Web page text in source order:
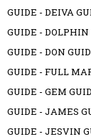
GUIDE - DEIVA
GUIDE - DOLPHIN
GUIDE - DON
GUIDE - FULL
GUIDE - GEM
GUIDE - JAMES
GUIDE - JESVIN